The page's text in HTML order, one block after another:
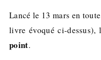
Lancé le 13 mars en
livre évoqué ci-
point.